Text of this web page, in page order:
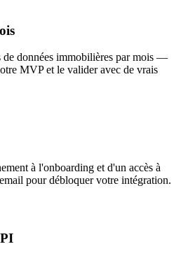
de données immobilières par mois —
MVP et le valider avec de vrais
à l'onboarding et d'un accès à
pour débloquer votre intégration.